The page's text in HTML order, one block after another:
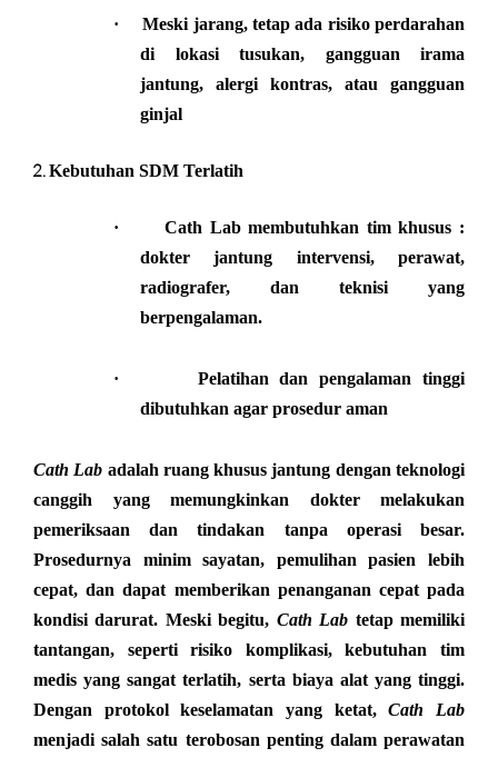
·
Meski jarang, tetap ada risiko perdarahan
di lokasi tusukan, gangguan irama
jantung, alergi kontras, atau gangguan
ginjal
Kebutuhan SDM Terlatih
·
Cath Lab membutuhkan tim khusus :
dokter jantung intervensi, perawat,
radiografer, dan teknisi yang
berpengalaman.
·
Pelatihan dan pengalaman tinggi
dibutuhkan agar prosedur aman
Cath Lab adalah ruang khusus jantung dengan teknologi
canggih yang memungkinkan dokter melakukan
pemeriksaan dan tindakan tanpa operasi besar.
Prosedurnya minim sayatan, pemulihan pasien lebih
cepat, dan dapat memberikan penanganan cepat pada
kondisi darurat. Meski begitu, Cath Lab tetap memiliki
tantangan, seperti risiko komplikasi, kebutuhan tim
medis yang sangat terlatih, serta biaya alat yang tinggi.
Dengan protokol keselamatan yang ketat,Cath Lab
menjadi salah satu terobosan penting dalam perawatan